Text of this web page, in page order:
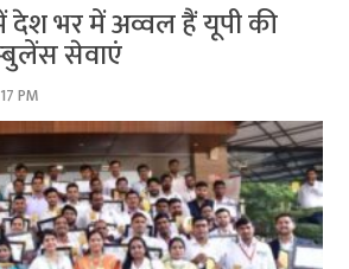
देश भर में अव्वल हैं यूपी की
सेवाएं
PM